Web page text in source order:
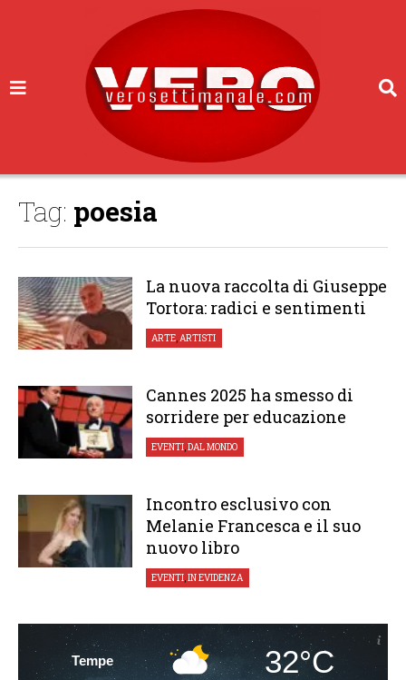
Tag: poesia
La nuova raccolta di Giuseppe
Tortora: radici e sentimenti
ARTE,ARTISTI
Cannes 2025 ha smesso di
sorridere per educazione
EVENTI,DAL MONDO
Incontro esclusivo con
Melanie Francesca e il suo
nuovo libro
EVENTI,IN EVIDENZA
Tempe 32°C